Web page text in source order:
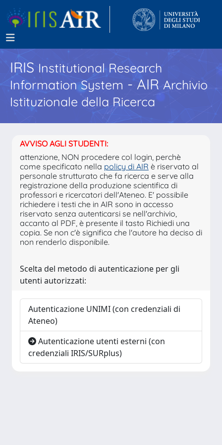
IRISInstitutional Research
Information System - AIR Archivio
Istituzionale della Ricerca
AVVISO AGLI STUDENTI:
attenzione, NON procedere col login, perchè
come specificato nella policy di AIR è riservato al
personale strutturato che fa ricerca e serve alla
registrazione della produzione scientifica di
professori e ricercatori dell'Ateneo. E' possibile
richiedere i testi che in AIR sono in accesso
riservato senza autenticarsi se nell'archivio,
accanto al PDF, è presente il tasto Richiedi una
copia. Se non c'è significa che l'autore ha deciso di
non renderlo disponibile.
Scelta del metodo di autenticazione per gli
utenti autorizzati:
Autenticazione UNIMI (con credenziali di
Ateneo)
Autenticazione utenti esterni (con
credenziali IRIS/SURplus)